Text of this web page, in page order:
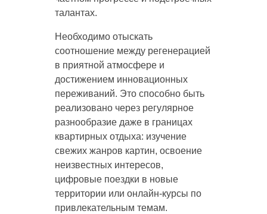
талантах.
Необходимо отыскать
соотношение между регенерацией
в приятной атмосфере и
достижением инновационных
переживаний. Это способно быть
реализовано через регулярное
разнообразие даже в границах
квартирных отдыха: изучение
свежих жанров картин, освоение
неизвестных интересов,
цифровые поездки в новые
территории или онлайн-курсы по
привлекательным темам.